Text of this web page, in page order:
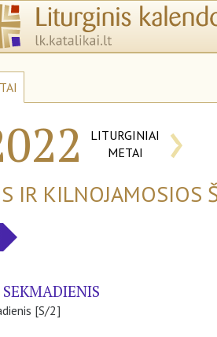
LITURGINIAI
METAI
›
IR KILNOJAMOSIOS
[S/2]